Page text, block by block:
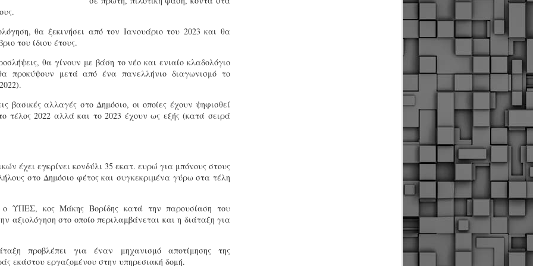
θα ξεκινήσει από τον Ιανουάριο του 2023 και θα
του ίδιου έτους.
θα γίνουν με βάση το νέο και ενιαίο κλαδολόγιο
προκύψουν μετά από ένα πανελλήνιο διαγωνισμό το
βασικές αλλαγές στο Δημόσιο, οι οποίες έχουν ψηφισθεί
τέλος 2022 αλλά και το 2023 έχουν ως εξής (κατά σειρά
έχει εγκρίνει κονδύλι 35 εκατ. ευρώ για μπόνους στους
στο Δημόσιο φέτος και συγκεκριμένα γύρω στα τέλη
ο ΥΠΕΣ, κος Μάκης Βορίδης κατά την παρουσίαση του
αξιολόγηση στο οποίο περιλαμβάνεται και η διάταξη για
προβλέπει για έναν μηχανισμό αποτίμησης της
εκάστου εργαζομένου στην υπηρεσιακή δομή.
εκπαιδευμένους δημοτικούς αστυνομικούς, οι οποίοι έχουν
είναι έτοιμοι να αναλάβουν καθήκοντα.
ολοκαίνουργια σκούτερ, τα οποία θα χρησιμοποιούνται για
τις περιπολίες και τις καθημερινές μετακινήσεις των
JUN
Απολογισμός των
ελέγχων σε ιδιοκτήτες
JUN
Δημοτική Αστυνομία
Θεσσαλονίκης: Ένταση